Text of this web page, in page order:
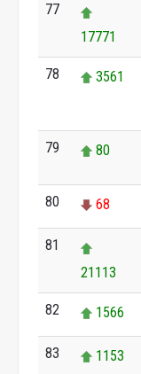
77
17771
78 3561
79 80
80 68
81
21113
82 1566
83 1153